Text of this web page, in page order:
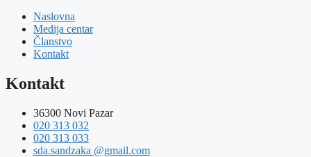
Naslovna
Medija centar
Članstvo
Kontakt
Kontakt
36300 Novi Pazar
020 313 032
020 313 033
sda.sandzaka @gmail.com